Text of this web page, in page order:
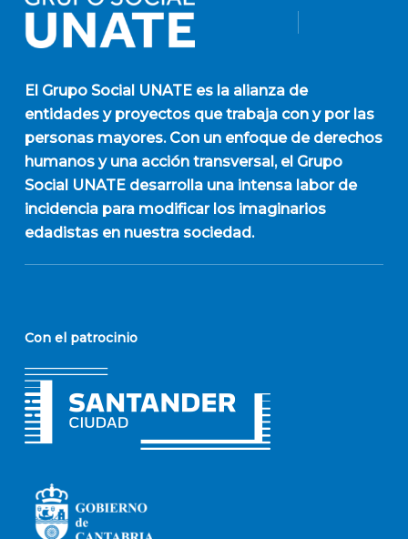
El Grupo Social UNATEes la alianza de
entidades y proyectos que trabaja con y por las
personas mayores. Con un enfoque de derechos
humanos y una acción transversal, el Grupo
Social UNATE desarrolla una intensa labor de
incidencia para modificar los imaginarios
edadistas en nuestra sociedad.
Con el patrocinio